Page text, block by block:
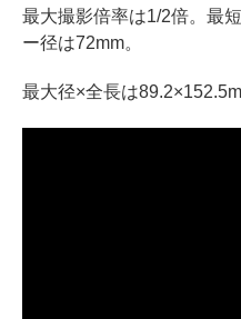
最大撮影倍率は1/2倍。最
ー径は72mm。
最大径×全長は